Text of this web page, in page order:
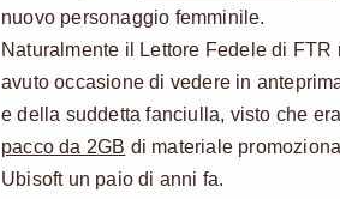
nuovo personaggio femminile.
Naturalmente il Lettore Fedele di
avuto occasione di vedere in
e della suddetta fanciulla, visto che
pacco da 2GB di materiale
Ubisoft un paio di anni fa.